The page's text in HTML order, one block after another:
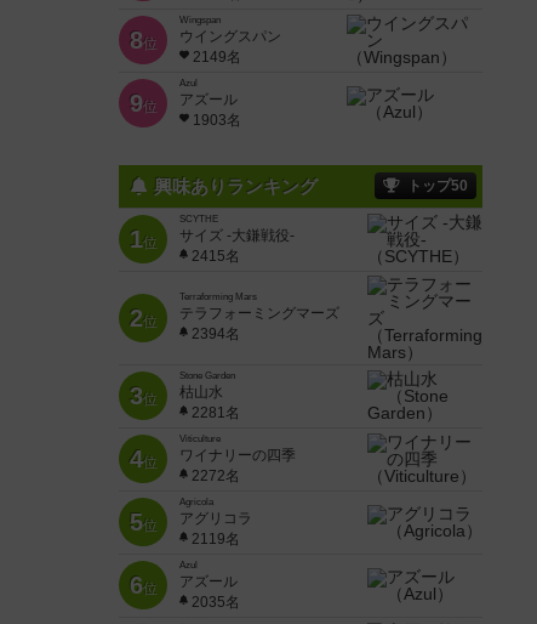
8位
Wingspan
ウイングスパン
2149名
9位
Azul
アズール
1903名
興味ありランキング トップ50
1位
SCYTHE
サイズ -大鎌戦役-
2415名
2位
Terraforming Mars
テラフォーミングマーズ
2394名
3位
Stone Garden
枯山水
2281名
4位
Viticulture
ワイナリーの四季
2272名
5位
Agricola
アグリコラ
2119名
6位
Azul
アズール
2035名